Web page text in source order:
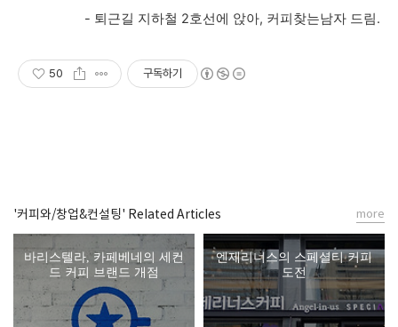
- 퇴근길 지하철 2호선에 앉아, 커피찾는남자 드림.
50 구독하기
'커피와/창업&컨설팅' Related Articles
바리스텔라, 카페베네의 세컨
드 커피 브랜드 개점
엔제리너스의 스페셜티 커피
도전
more